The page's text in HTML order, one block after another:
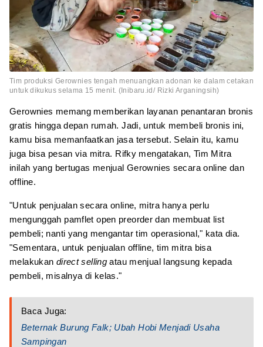
Tim produksi Gerownies tengah menuangkan adonan ke dalam cetakan
untuk dikukus selama 15 menit. (Inibaru.id/ Rizki Arganingsih)
Gerownies memang memberikan layanan penantaran bronis
gratis hingga depan rumah. Jadi, untuk membeli bronis ini,
kamu bisa memanfaatkan jasa tersebut. Selain itu, kamu
juga bisa pesan via mitra. Rifky mengatakan, Tim Mitra
inilah yang bertugas menjual Gerownies secara online dan
offline.
"Untuk penjualan secara online, mitra hanya perlu
mengunggah pamflet open preorder dan membuat list
pembeli; nanti yang mengantar tim operasional," kata dia.
"Sementara, untuk penjualan offline, tim mitra bisa
melakukan direct sellingatau menjual langsung kepada
pembeli, misalnya di kelas."
Baca Juga:
Beternak Burung Falk; Ubah Hobi Menjadi Usaha
Sampingan